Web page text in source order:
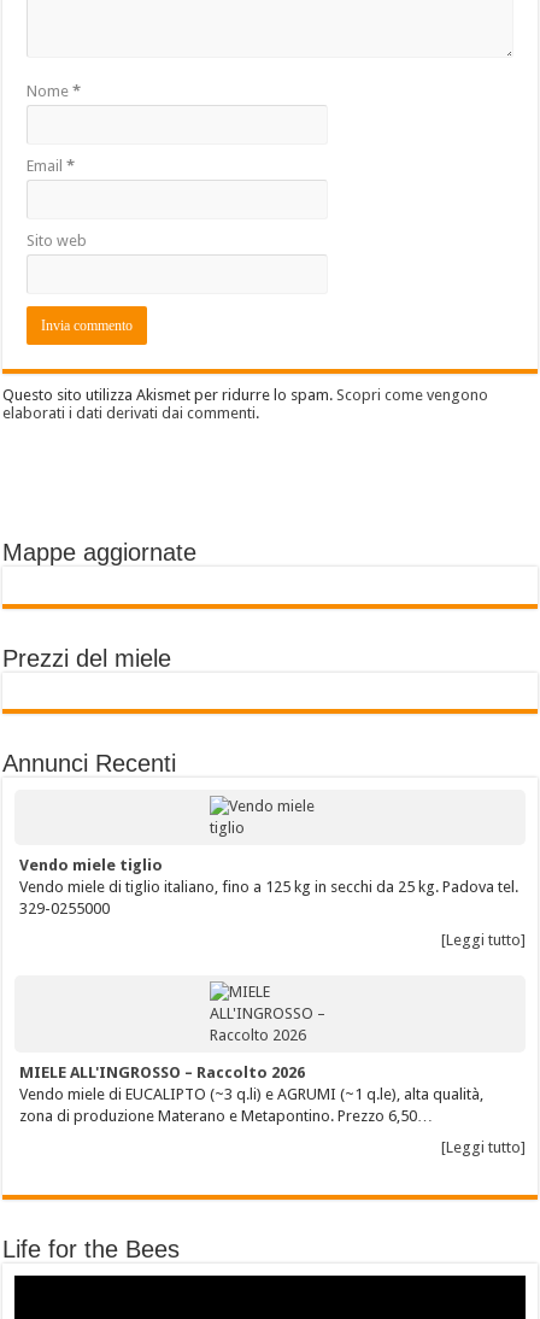
Nome*
Email*
Sito web
Questo sito utilizza Akismet per ridurre lo spam.Scopri come vengono
elaborati i dati derivati dai commenti.
Mappe aggiornate
Prezzi del miele
Annunci Recenti
Vendo miele tiglio
Vendo miele di tiglio italiano, fino a 125 kg in secchi da 25 kg. Padova tel.
329-0255000
[Leggi tutto]
MIELE ALL'INGROSSO – Raccolto 2026
Vendo miele di EUCALIPTO (~3 q.li) e AGRUMI (~1 q.le), alta qualità,
zona di produzione Materano e Metapontino. Prezzo 6,50…
[Leggi tutto]
Life for the Bees